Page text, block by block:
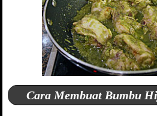
Cara Membuat Bumbu